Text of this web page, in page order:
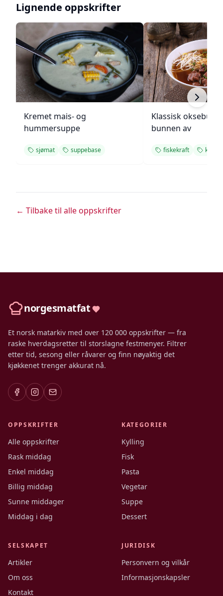
Lignende oppskrifter
Kremet mais- og
hummersuppe
sjømat suppebase
Klassisk
bunnen av
fiskekraft kraft
← Tilbake til alle oppskrifter
norgesmatfat
Et norsk matarkiv med over 120 000 oppskrifter — fra
raske hverdagsretter til storslagne festmenyer. Filtrer
etter tid, sesong eller råvarer og finn nøyaktig det
kjøkkenet trenger akkurat nå.
OPPSKRIFTER
Alle oppskrifter
Rask middag
Enkel middag
Billig middag
Sunne middager
Middag i dag
KATEGORIER
Kylling
Fisk
Pasta
Vegetar
Suppe
Dessert
SELSKAPET
Artikler
Om oss
Kontakt
JURIDISK
Personvern og vilkår
Informasjonskapsler